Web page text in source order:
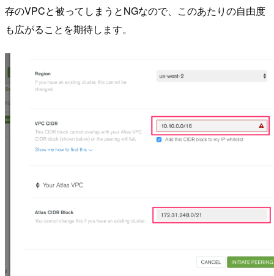
存のVPCと被ってしまうとNGなので、このあたりの自由度
も広がることを期待します。